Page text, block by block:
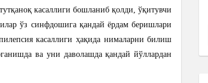
касаллиги бошланиб қолди, ўқитувчи
ўз синфдошига қандай ёрдам беришлари
касаллиги ҳақида нималарни билиш
ва уни даволашда қандай йўллардан